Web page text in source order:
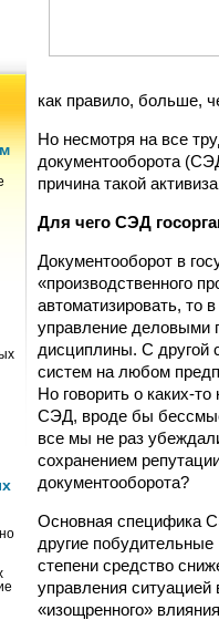
как правило, больше,
Но несмотря на все
документооборота
причина такой
Для чего СЭД
Документооборот в
«производственного
автоматизировать, то
управление деловыми
дисциплины. С другой
систем на любом
Но говорить о каких-
СЭД, вроде бы
все мы не раз
сохранением
документооборота?
Основная специфика
другие
степени средство
управления ситуацией
«изощренного»